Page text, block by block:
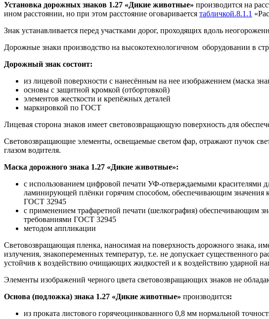
Установка дорожных знаков 1.27 «Дикие животные» производится на
ином расстоянии, но при этом расстояние оговаривается табличкой.8.1.1
Знак устанавливается перед участками дорог, проходящих вдоль
Дорожные знаки производство на высокотехнологичном оборудовании в
Дорожный знак состоит:
из лицевой поверхности с нанесённым на нее изображением (маска
основы с защитной кромкой (отбортовкой)
элементов жесткости и крепёжных деталей
маркировкой по ГОСТ
Лицевая сторона знаков имеет световозвращающую поверхность для
Световозвращающие элементы, освещаемые светом фар, отражают пучок
глазом водителя.
Маска дорожного знака 1.27 «Дикие животные»:
с использованием цифровой печати УФ-отверждаемыми красителями
ламинирующей плёнки горячим способом, обеспечивающим значения
ГОСТ 32945
с применением трафаретной печати (шелкография) обеспечивающим
требованиями ГОСТ 32945
методом аппликации
Световозвращающая пленка, наносимая на поверхность дорожного знака,
излучения, знакопеременных температур, т.е. не допускает
устойчив к воздействию очищающих жидкостей и к воздействию ударной
Элементы изображений черного цвета световозвращающих знаков не
Основа (подложка) знака 1.27 «Дикие животные» производится:
из проката листового горячеоцинкованного 0,8 мм нормальной